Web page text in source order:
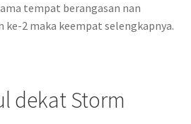
tempat berangasan nan
2 maka keempat selengkapnya.
dekat Storm